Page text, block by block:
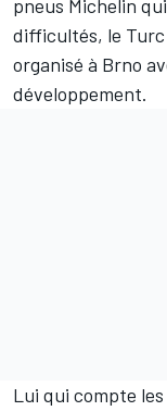
pneus Michelin
difficultés, le
organisé à Brno
développement.
Lui qui compte